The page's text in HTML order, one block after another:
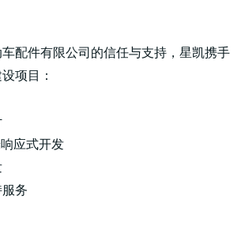
设
配件有限公司的信任与支持，星凯携手
项目：
应式开发
务